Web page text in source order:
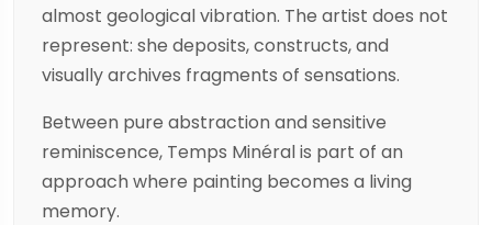
almost geological vibration. The artist does not
represent: she deposits, constructs, and
visually archives fragments of sensations.
Between pure abstraction and sensitive
reminiscence, Temps Minéral is part of an
approach where painting becomes a living
memory.